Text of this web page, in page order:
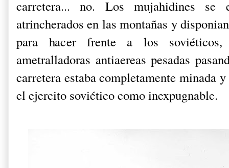
carretera... no. Los mujahidines se
atrincherados en las montañas y
para hacer frente a los soviéticos,
ametralladoras antiaereas pesadas
carretera estaba completamente minada
el ejercito soviético como inexpugnable.